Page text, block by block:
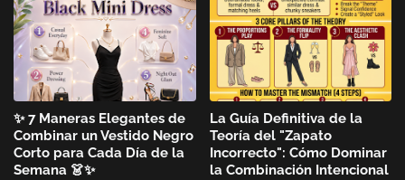
✨ 7 Maneras Elegantes de
Combinar un Vestido Negro
Corto para Cada Día de la
Semana 👗✨
La Guía Definitiva de la
Teoría del "Zapato
Incorrecto": Cómo Dominar
la Combinación Intencional